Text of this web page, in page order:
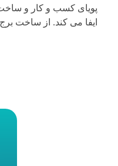
پویای کسب و کار و
ایفا می کند. از ساخت